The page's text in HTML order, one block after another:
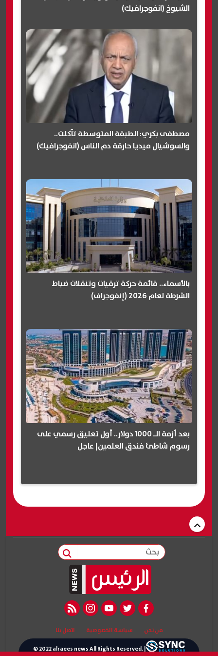
الشيوخ (انفوجرافيك)
مصطفى بكري: الطبقة المتوسطة تآكلت..
والسوشيال ميديا حارقة دم الناس (انفوجرافيك)
بالأسماء.. قائمة حركة ترقيات وتنقلات ضباط
الشرطة لعام 2026 (إنفوجراف)
بعد أزمة الـ 1000 دولار.. أول تعليق رسمي على
رسوم شاطئ فندق العلمين| عاجل
بحث
facebook
twitter
youtube
instagram
rss feed
من نحن سياسة الخصوصية اتصل بنا
© 2022 alraees news All Rights Reserved. |